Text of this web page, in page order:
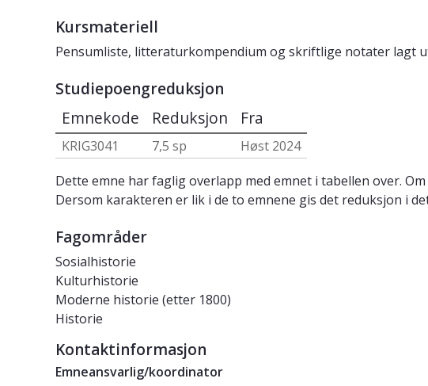
Kursmateriell
Pensumliste, litteraturkompendium og skriftlige notater lagt
Studiepoengreduksjon
Emnekode Reduksjon Fra
KRIG3041 7,5 sp
Høst 2024
Dette emne har faglig overlapp med emnet i tabellen over.
Dersom karakteren er lik i de to emnene gis det reduksjon i
Fagområder
Sosialhistorie
Kulturhistorie
Moderne historie (etter 1800)
Historie
Kontaktinformasjon
Emneansvarlig/koordinator